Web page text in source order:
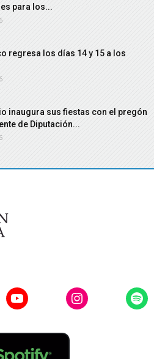
para los...
regresa los días 14 y 15 a los
inaugura sus fiestas con el pregón
de Diputación...
YouTubeInstagram